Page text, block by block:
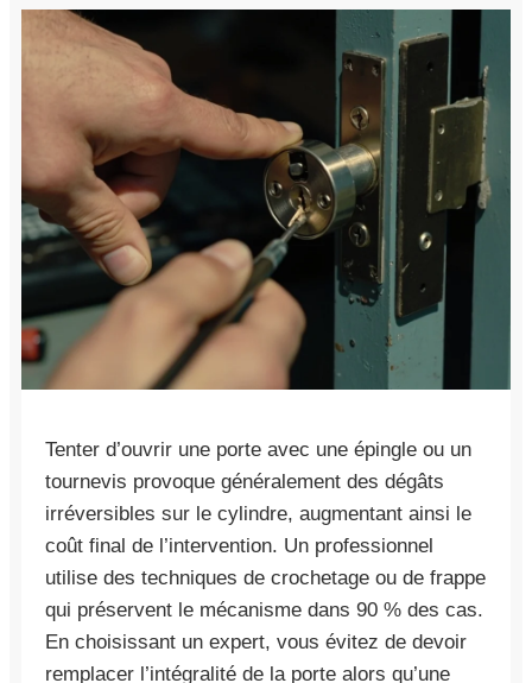
Tenter d’ouvrir une porte avec une épingle ou un
tournevis provoque généralement des dégâts
irréversibles sur le cylindre, augmentant ainsi le
coût final de l’intervention. Un professionnel
utilise des techniques de crochetage ou de frappe
qui préservent le mécanisme dans 90 % des cas.
En choisissant un expert, vous évitez de devoir
remplacer l’intégralité de la porte alors qu’une